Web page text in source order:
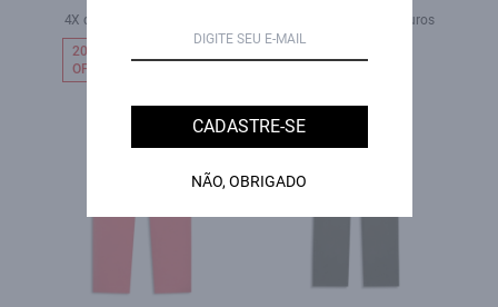
4X de R$ 104,75 sem juros 5X de R$ 105,80 sem juros
20%
OFF
CADASTRE-SE
NÃO, OBRIGADO